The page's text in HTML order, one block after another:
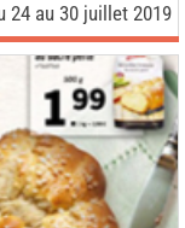
24 au 30 juillet 2019